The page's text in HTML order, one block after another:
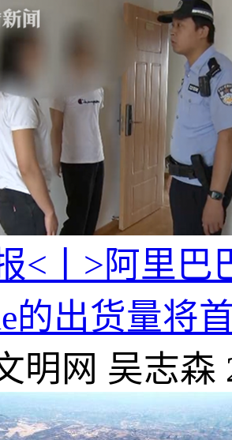
<丨>阿里巴
的出货量将
明网 吴志森